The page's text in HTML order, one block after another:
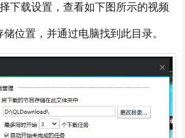
下载设置，查看如下图所示的视频
位置，并通过电脑找到此目录。